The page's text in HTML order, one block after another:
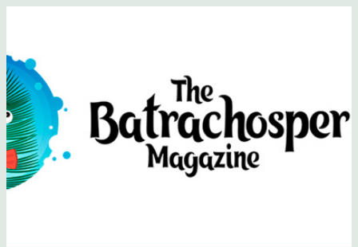
The Batrachospermum Magazine
Батрахоспермум (официальный сайт)